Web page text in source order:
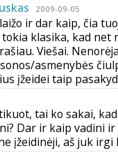
2009-09-05
ir dar kaip, čia
tokia klasika, kad
Viešai.
asmenybės
įžeidei taip
tai ko sakai,
Dar ir kaip vadini
įžeidinėji, aš juk irgi